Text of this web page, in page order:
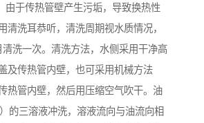
由于传热管壁产生污垢，导致换热性
清洗耳恭听，清洗周期视水质情况，
清洗一次。清洗方法，水侧采用干净高
及传热管内壁，也可采用机械方法
热管内壁，然后用压缩空气吹干。油
的三溶液冲洗，溶液流向与油流向相